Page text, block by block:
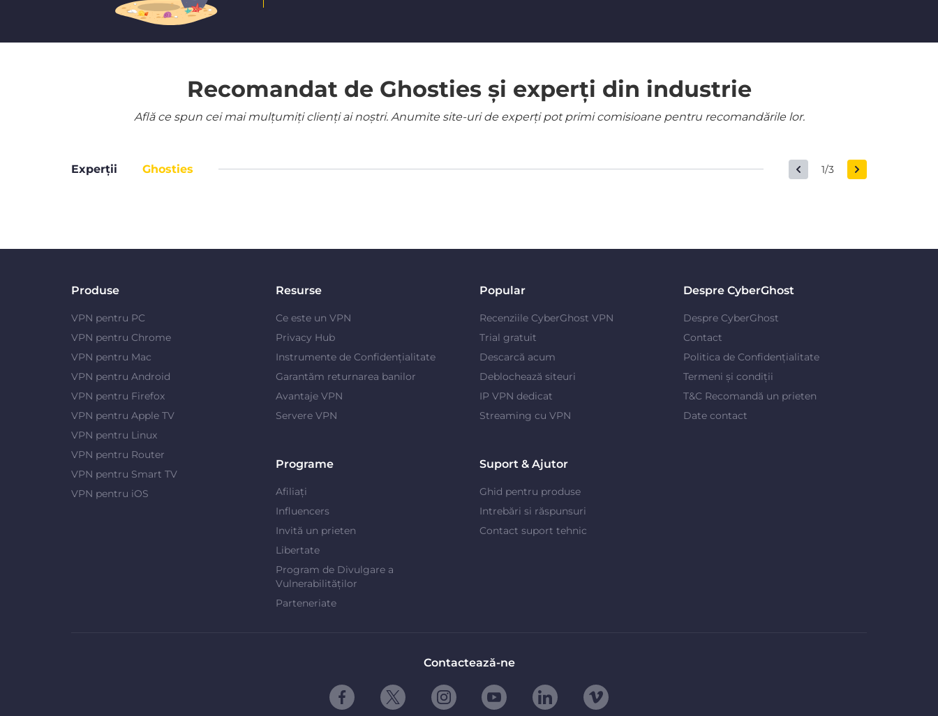
Recomandat de Ghosties și experți din industrie
Află ce spun cei mai mulțumiți clienți ai noștri. Anumite site-uri de experți pot primi comisioane pentru recomandările lor.
Experții Ghosties 1/3
Produse
VPN pentru PC
VPN pentru Chrome
VPN pentru Mac
VPN pentru Android
VPN pentru Firefox
VPN pentru Apple TV
VPN pentru Linux
VPN pentru Router
VPN pentru Smart TV
VPN pentru iOS
Resurse
Ce este un VPN
Privacy Hub
Instrumente de Confidențialitate
Garantăm returnarea banilor
Avantaje VPN
Servere VPN
Popular
Recenziile CyberGhost VPN
Trial gratuit
Descarcă acum
Deblochează siteuri
IP VPN dedicat
Streaming cu VPN
Despre CyberGhost
Despre CyberGhost
Contact
Politica de Confidențialitate
Termeni și condiții
T&C Recomandă un prieten
Date contact
Programe
Afiliați
Influencers
Invită un prieten
Libertate
Program de Divulgare a
Vulnerabilităților
Parteneriate
Suport & Ajutor
Ghid pentru produse
Intrebări si răspunsuri
Contact suport tehnic
Contactează-ne